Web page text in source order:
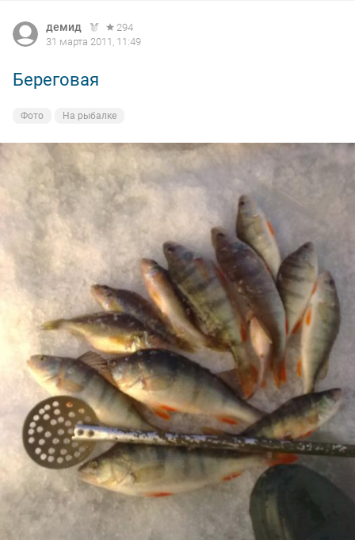
демид
294
31 марта 2011, 11:49
Береговая
Фото На рыбалке